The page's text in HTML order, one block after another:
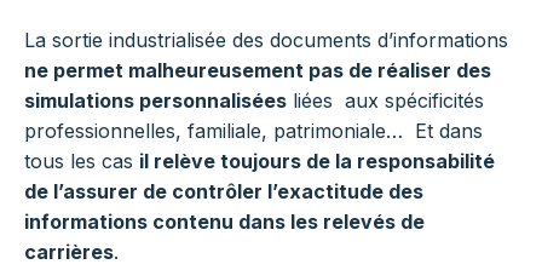
La sortie industrialisée des documents d’informations
ne permet malheureusement pas de réaliser des
simulations personnalisées liées aux spécificités
professionnelles, familiale, patrimoniale… Et dans
tous les cas il relève toujours de la responsabilité
de l’assurer de contrôler l’exactitude des
informations contenu dans les relevés de
carrières.